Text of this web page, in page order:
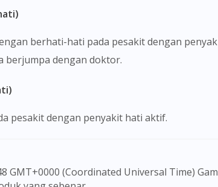
berhati-hati pada pesakit dengan
berjumpa dengan doktor.
pesakit dengan penyakit hati aktif.